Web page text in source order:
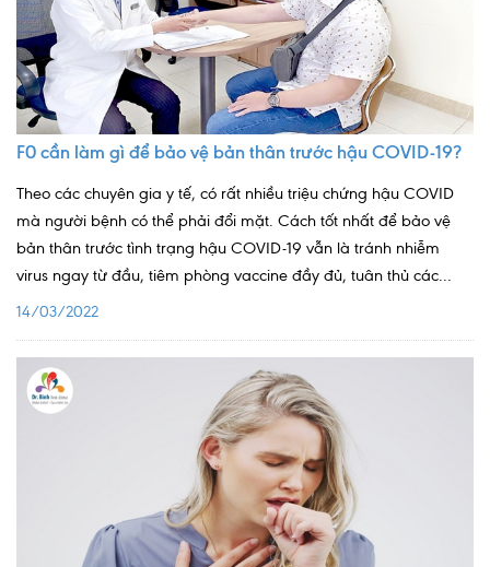
TRANG CHỦ
Hợp tác quốc tế
Quy trình khám bệnh tại Dr. Binh
Quy trình khám BHYT
TIN TỨC
Thông tin y tế
Tin sự kiện
Báo chí nói về chúng tôi
Tin tức BHYT
DỊCH VỤ
Các chuyên khoa tại Phòng khám
Nội
F0 cần làm gì để bảo vệ bản thân trước hậu COVID-19?
Theo các chuyên gia y tế, có rất nhiều triệu chứng hậu COVID
mà người bệnh có thể phải đổi mặt. Cách tốt nhất để bảo vệ
bản thân trước tình trạng hậu COVID-19 vẫn là tránh nhiễm
virus ngay từ đầu, tiêm phòng vaccine đầy đủ, tuân thủ các...
14/03/2022